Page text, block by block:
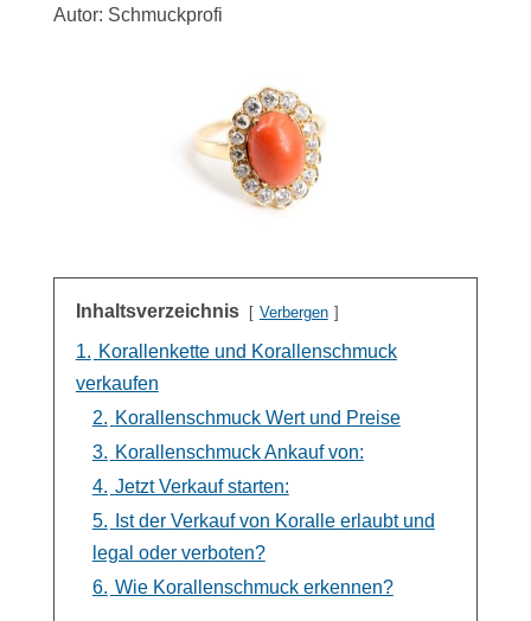
Autor: Schmuckprofi
Inhaltsverzeichnis Verbergen
1. Korallenkette und Korallenschmuck
verkaufen
2. Korallenschmuck Wert und Preise
3. Korallenschmuck Ankauf von:
4. Jetzt Verkauf starten:
5.
Ist der Verkauf von Koralle erlaubt und
legal oder verboten?
6. Wie Korallenschmuck erkennen?